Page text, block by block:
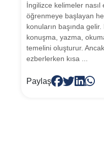
İngilizce kelimeler
öğrenmeye başlayan
konuların başında
konuşma, yazma,
temelini oluşturur.
ezberlerken kısa ...
Paylaş